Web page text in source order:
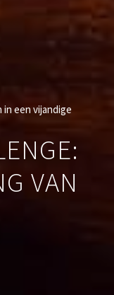
een vijandige
VAN